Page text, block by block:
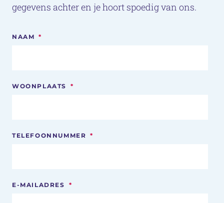
gegevens achter en je hoort spoedig van ons.
NAAM *
WOONPLAATS *
TELEFOONNUMMER *
E-MAILADRES *